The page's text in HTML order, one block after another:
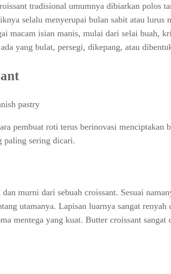
tradisional umumnya dibiarkan polos
selalu menyerupai bulan sabit atau lurus
macam isian manis, mulai dari selai buah,
yang bulat, persegi, dikepang, atau
pembuat roti terus berinovasi menciptakan
paling sering dicari.
murni dari sebuah croissant. Sesuai
utamanya. Lapisan luarnya sangat renyah
mentega yang kuat. Butter croissant